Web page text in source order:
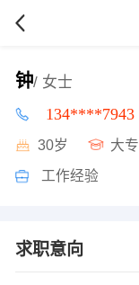
钟/ 女士
134****7943
30岁 大专
工作经验
求职意向